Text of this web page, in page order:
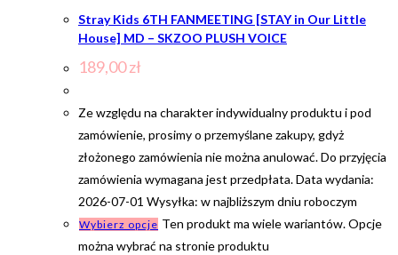
Stray Kids 6TH FANMEETING [STAY in Our Little
House] MD – SKZOO PLUSH VOICE
189,00zł
Ze względu na charakter indywidualny produktu i pod
zamówienie, prosimy o przemyślane zakupy, gdyż
złożonego zamówienia nie można anulować. Do przyjęcia
zamówienia wymagana jest przedpłata. Data wydania:
2026-07-01 Wysyłka: w najbliższym dniu roboczym
Wybierz opcje Ten produkt ma wiele wariantów. Opcje
można wybrać na stronie produktu